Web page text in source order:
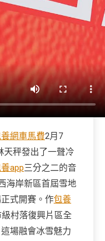
網車馬費2月7
天秤發出了一聲冷
app三分之二的音
海岸新區首屆雪地
式開賽。作包養
級村落復興片區全
場融會冰雪魅力